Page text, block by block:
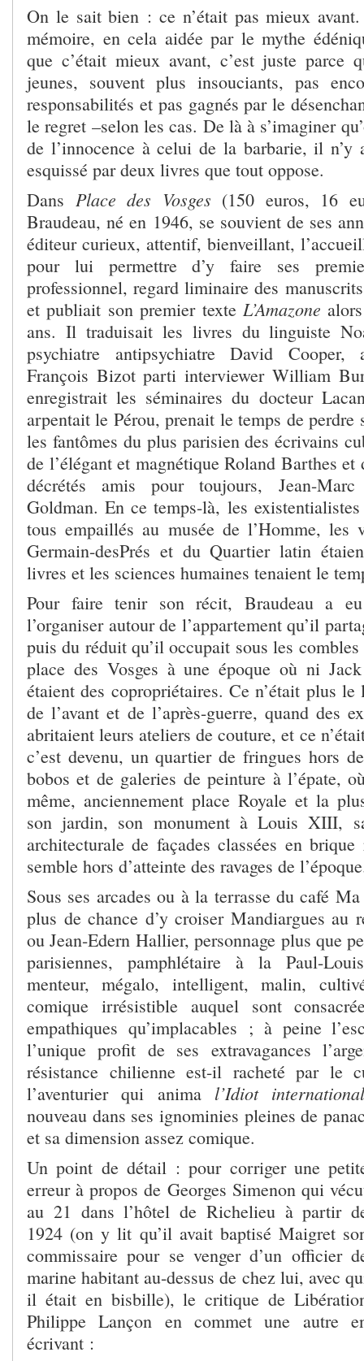
On le sait bien : ce n’était pas mieux
mémoire, en cela aidée par le mythe
que c’était mieux avant, c’est juste parce
jeunes, souvent plus insouciants, pas
responsabilités et pas gagnés par le
le regret –selon les cas. De là à s’imaginer
de l’innocence à celui de la barbarie, il n’y
esquissé par deux livres que tout oppose.
Dans Place des Vosges (150 euros, 16
Braudeau, né en 1946, se souvient de ses
éditeur curieux, attentif, bienveillant,
pour lui permettre d’y faire ses
professionnel, regard liminaire des
et publiait son premier texte L’Amazone
ans. Il traduisait les livres du linguiste
psychiatre antipsychiatre David Cooper,
François Bizot parti interviewer William
enregistrait les séminaires du docteur
arpentait le Pérou, prenait le temps de perdre
les fantômes du plus parisien des écrivains
de l’élégant et magnétique Roland Barthes et
décrétés amis pour toujours, Jean-
Goldman. En ce temps-là, les existentialistes
tous empaillés au musée de l’Homme, les
Germain-desPrés et du Quartier latin
livres et les sciences humaines tenaient le
Pour faire tenir son récit, Braudeau a
l’organiser autour de l’appartement qu’il
puis du réduit qu’il occupait sous les
place des Vosges à une époque où ni
étaient des copropriétaires. Ce n’était plus
de l’avant et de l’après-guerre, quand des
abritaient leurs ateliers de couture, et ce
c’est devenu, un quartier de fringues hors
bobos et de galeries de peinture à l’épate,
même, anciennement place Royale et la
son jardin, son monument à Louis XIII,
architecturale de façades classées en
semble hors d’atteinte des ravages de
Sous ses arcades ou à la terrasse du café
plus de chance d’y croiser Mandiargues au
ou Jean-Edern Hallier, personnage plus que
parisiennes, pamphlétaire à la Paul-
menteur, mégalo, intelligent, malin,
comique irrésistible auquel sont
empathiques qu’implacables ; à peine
l’unique profit de ses extravagances
résistance chilienne est-il racheté par le
l’aventurier qui anima l’Idiot
nouveau dans ses ignominies pleines de
et sa dimension assez comique.
Un point de détail : pour corriger une
erreur à propos de Georges Simenon qui
au 21 dans l’hôtel de Richelieu à partir
1924 (on y lit qu’il avait baptisé Maigret
commissaire pour se venger d’un officier
marine habitant au-dessus de chez lui, avec
il était en bisbille), le critique de
Philippe Lançon en commet une autre
écrivant :